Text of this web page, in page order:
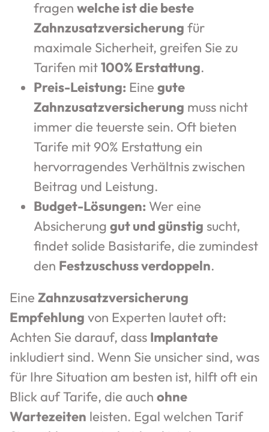
fragen welche ist die beste
Zahnzusatzversicherung für
maximale Sicherheit, greifen Sie zu
Tarifen mit100% Erstattung.
Preis-Leistung: Eine gute
Zahnzusatzversicherung muss nicht
immer die teuerste sein. Oft bieten
Tarife mit 90% Erstattung ein
hervorragendes Verhältnis zwischen
Beitrag und Leistung.
Budget-Lösungen: Wer eine
Absicherung gut und günstig sucht,
findet solide Basistarife, die zumindest
den Festzuschuss verdoppeln.
Eine Zahnzusatzversicherung
Empfehlung von Experten lautet oft:
Achten Sie darauf, dass Implantate
inkludiert sind. Wenn Sie unsicher sind, was
für Ihre Situation am besten ist, hilft oft ein
Blick auf Tarife, die auch ohne
Wartezeiten leisten. Egal welchen Tarif